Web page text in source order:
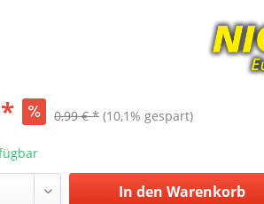
0,99 € * (10,1% gespart)
In den Warenkorb